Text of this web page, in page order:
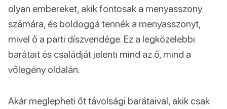
olyan embereket, akik fontosak a menyasszony
számára, és boldoggá tennék a menyasszonyt,
mivel ő a parti díszvendége. Ez a legközelebbi
barátait és családját jelenti mind az ő, mind a
vőlegény oldalán.
Akár meglepheti őt távolsági barátaival, akik csak